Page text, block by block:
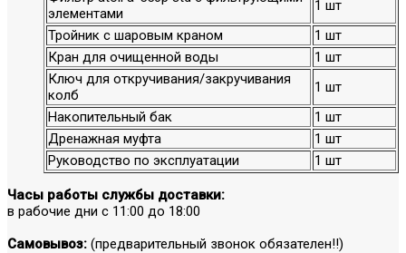
элементами
1 шт
Тройник с шаровым краном
1 шт
Кран для очищенной воды
1 шт
Ключ для откручивания/закручивания
колб
1 шт
Накопительный бак
1 шт
Дренажная муфта
1 шт
Руководство по эксплуатации
1 шт
Часы работы службы доставки:
в рабочие дни с 11:00 до 18:00
Самовывоз: (предварительный звонок обязателен!!)